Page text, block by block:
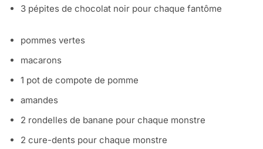
3 pépites de chocolat noir pour chaque fantôme
pommes vertes
macarons
1 pot de compote de pomme
amandes
2 rondelles de banane pour chaque monstre
2 cure-dents pour chaque monstre